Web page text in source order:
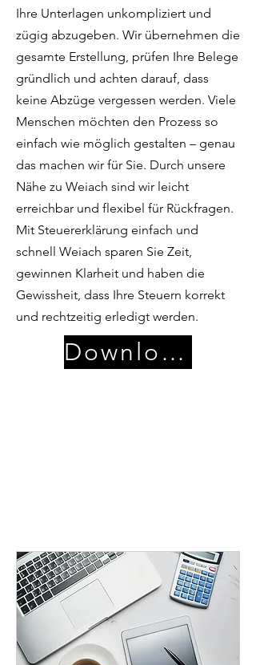
Ihre Unterlagen unkompliziert und
zügig abzugeben. Wir übernehmen die
gesamte Erstellung, prüfen Ihre Belege
gründlich und achten darauf, dass
keine Abzüge vergessen werden. Viele
Menschen möchten den Prozess so
einfach wie möglich gestalten – genau
das machen wir für Sie. Durch unsere
Nähe zu Weiach sind wir leicht
erreichbar und flexibel für Rückfragen.
Mit Steuererklärung einfach und
schnell Weiach sparen Sie Zeit,
gewinnen Klarheit und haben die
Gewissheit, dass Ihre Steuern korrekt
und rechtzeitig erledigt werden.
Download